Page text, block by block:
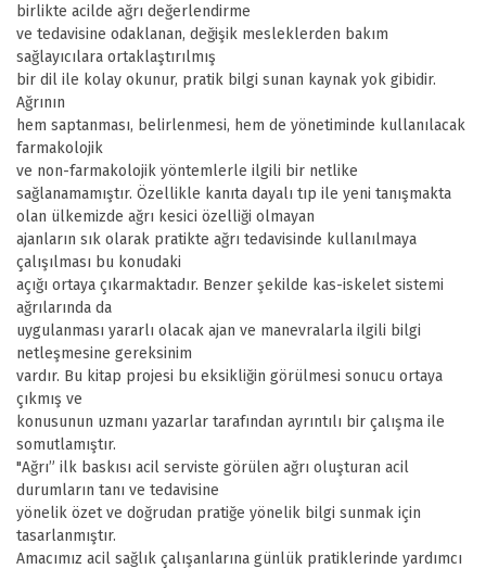
birlikte acilde ağrı değerlendirme
ve tedavisine odaklanan, değişik mesleklerden bakım
sağlayıcılara ortaklaştırılmış
bir dil ile kolay okunur, pratik bilgi sunan kaynak yok gibidir.
Ağrının
hem saptanması, belirlenmesi, hem de yönetiminde kullanılacak
farmakolojik
ve non-farmakolojik yöntemlerle ilgili bir netlike
sağlanamamıştır. Özellikle kanıta dayalı tıp ile yeni tanışmakta
olan ülkemizde ağrı kesici özelliği olmayan
ajanların sık olarak pratikte ağrı tedavisinde kullanılmaya
çalışılması bu konudaki
açığı ortaya çıkarmaktadır. Benzer şekilde kas-iskelet sistemi
ağrılarında da
uygulanması yararlı olacak ajan ve manevralarla ilgili bilgi
netleşmesine gereksinim
vardır. Bu kitap projesi bu eksikliğin görülmesi sonucu ortaya
çıkmış ve
konusunun uzmanı yazarlar tarafından ayrıntılı bir çalışma ile
somutlamıştır.
"Ağrı” ilk baskısı acil serviste görülen ağrı oluşturan acil
durumların tanı ve tedavisine
yönelik özet ve doğrudan pratiğe yönelik bilgi sunmak için
tasarlanmıştır.
Amacımız acil sağlık çalışanlarına günlük pratiklerinde yardımcı